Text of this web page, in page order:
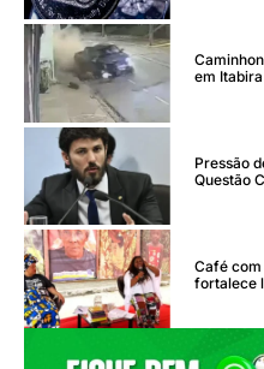
em
Pressão
Questão
Café
fortalece